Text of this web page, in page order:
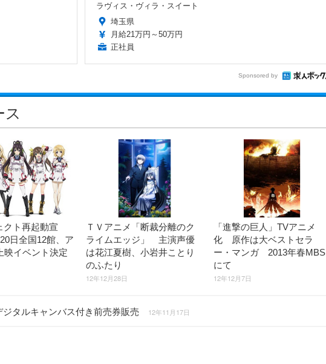
ラヴィス・ヴィラ・スイート
埼玉県
月給21万円～50万円
正社員
Sponsored by
ス
クト再起動宣
日全国12館、ア
映イベント決定
ＴＶアニメ「断裁分離のク
ライムエッジ」 主演声優
は花江夏樹、小岩井ことり
のふたり
12年12月28日
「進撃の巨人」TVアニメ
化 原作は大ベストセラ
ー・マンガ 2013年春MBS
にて
12年12月7日
タルキャンバス付き前売券販売 12年11月17日